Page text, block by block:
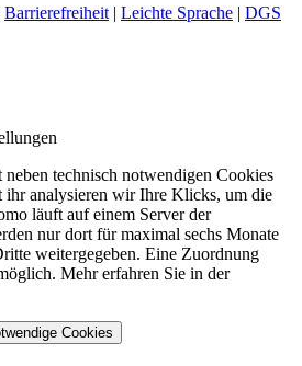
Barrierefreiheit | Leichte Sprache | DGS
neben technisch notwendigen Cookies
analysieren wir Ihre Klicks, um die
läuft auf einem Server der
nur dort für maximal sechs Monate
weitergegeben. Eine Zuordnung
Mehr erfahren Sie in der
Cookies